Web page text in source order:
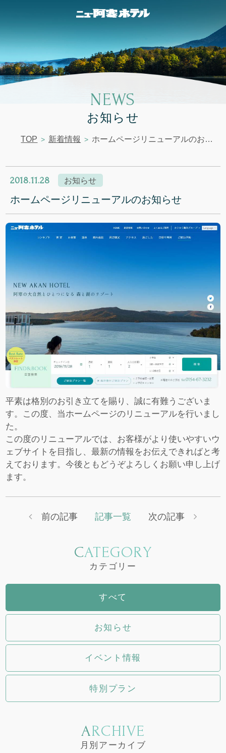
NEWS
お知らせ
TOP 新着情報 ホームページリニューアルのお知らせ
2018.11.28 お知らせ
ホームページリニューアルのお知らせ
平素は格別のお引き立てを賜り、誠に有難うございま
す。この度、当ホームページのリニューアルを行いまし
た。
この度のリニューアルでは、お客様がより使いやすいウ
ェブサイトを目指し、最新の情報をお伝えできればと考
えております。今後ともどうぞよろしくお願い申し上げ
ます。
前の記事 記事一覧 次の記事
CATEGORY
カテゴリー
すべて
お知らせ
イベント情報
特別プラン
ARCHIVE
月別アーカイブ